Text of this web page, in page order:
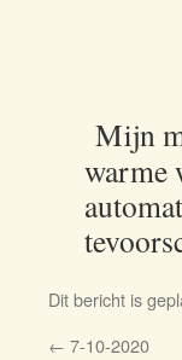
Mijn
warme
Dit bericht is
← 7-10-2020